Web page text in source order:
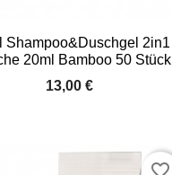
Shampoo&Duschgel 2in1
20ml Bamboo 50 Stück
13,00 €
Vorschau
favorite_border